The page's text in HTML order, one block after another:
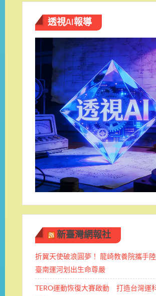
透視AI報導
新臺灣網報社
折翼天使破浪圓夢！ 龍崎教養院攜手
臺南運河划出生命尊嚴
TERO運動恢復大賽啟動 打造台灣運